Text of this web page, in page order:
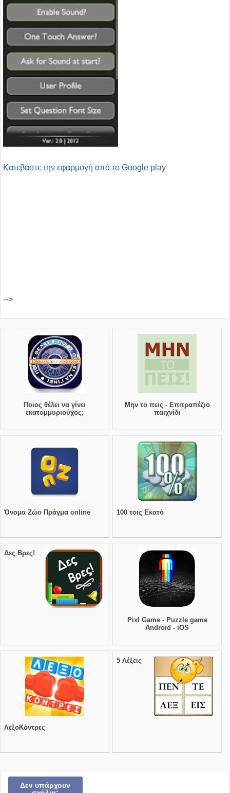
Kατεβάστε την εφαρμογή από το Google play
-->
Ποιος θέλει να γίνει
εκατομμυριούχος;
Μην το πεις - Επιτραπέζιο
παιχνίδι
Όνομα Ζώο Πράγμα online 100 τοις Εκατό
Δες Βρες!
Pixl Game - Puzzle game
Android - iOS
ΛεξοΚόντρες
5 Λέξεις
Δεν υπάρχουν